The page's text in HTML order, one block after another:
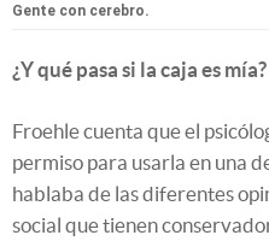
Gente con cerebro.
¿Y qué pasa si la caja es mía?
Froehle cuenta que el
permiso para usarla en una
hablaba de las diferentes
social que tienen